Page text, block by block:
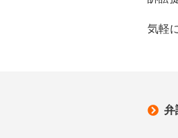
気軽
弁